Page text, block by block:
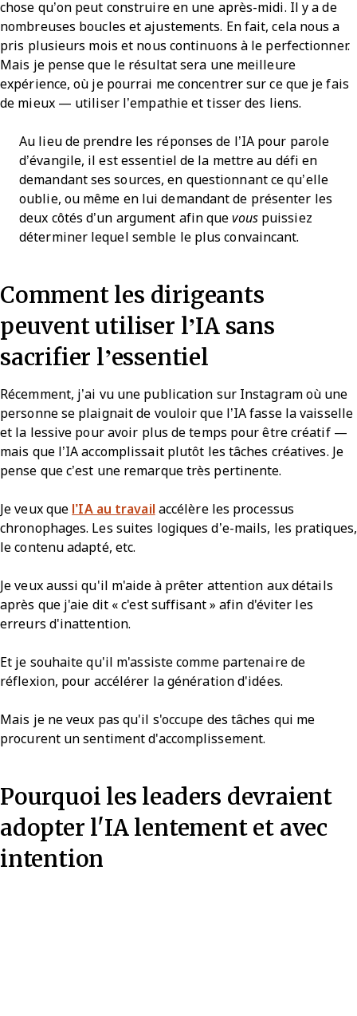
chose qu’on peut construire en une après-midi. Il y a de
nombreuses boucles et ajustements. En fait, cela nous a
pris plusieurs mois et nous continuons à le perfectionner.
Mais je pense que le résultat sera une meilleure
expérience, où je pourrai me concentrer sur ce que je fais
de mieux — utiliser l’empathie et tisser des liens.
Au lieu de prendre les réponses de l’IA pour parole
d’évangile, il est essentiel de la mettre au défi en
demandant ses sources, en questionnant ce qu’elle
oublie, ou même en lui demandant de présenter les
deux côtés d’un argument afin quevouspuissiez
déterminer lequel semble le plus convaincant.
Comment les dirigeants
peuvent utiliser l’IA sans
sacrifier l’essentiel
Récemment, j’ai vu une publication sur Instagram où une
personne se plaignait de vouloir que l’IA fasse la vaisselle
et la lessive pour avoir plus de temps pour être créatif —
mais que l’IA accomplissait plutôt les tâches créatives. Je
pense que c’est une remarque très pertinente.
Je veux que l’IA au travail accélère les processus
chronophages. Les suites logiques d’e-mails, les pratiques,
le contenu adapté, etc.
Je veux aussi qu'il m'aide à prêter attention aux détails
après que j'aie dit « c'est suffisant » afin d'éviter les
erreurs d'inattention.
Et je souhaite qu'il m'assiste comme partenaire de
réflexion, pour accélérer la génération d'idées.
Mais je ne veux pas qu'il s'occupe des tâches qui me
procurent un sentiment d'accomplissement.
Pourquoi les leaders devraient
adopter l'IA lentement et avec
intention